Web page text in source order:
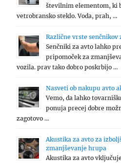
številnim elementom, ki
vetrobransko steklo. Voda, prah, …
Različne vrste senčnikov
Senčniki za avto lahko
pripomoček za
vozila. prav tako dobro poskrbijo …
Nasveti ob nakupu avto
Vemo, da lahko
ponuja precej dobre
zagotovo …
Akustika za avto za
zmanjševanje hrupa
Akustika za avto